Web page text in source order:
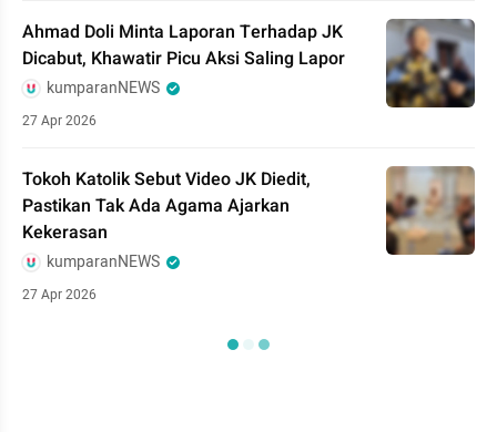
Ahmad Doli Minta Laporan Terhadap JK
Dicabut, Khawatir Picu Aksi Saling Lapor
kumparanNEWS
27 Apr 2026
Tokoh Katolik Sebut Video JK Diedit,
Pastikan Tak Ada Agama Ajarkan
Kekerasan
kumparanNEWS
27 Apr 2026